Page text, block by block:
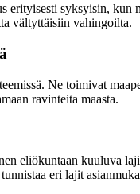
erityisesti syksyisin,
vältyttäisiin vahingoilta.
Ne toimivat
ravinteita maasta.
eliökuntaan kuuluva
eri lajit